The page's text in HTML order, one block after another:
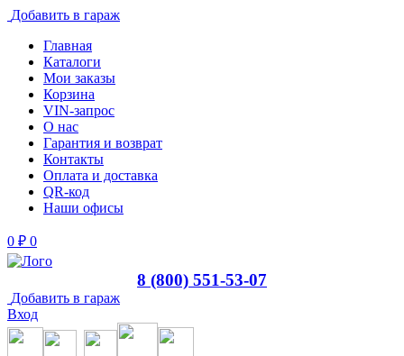
Добавить в гараж
Главная
Каталоги
Мои заказы
Корзина
VIN-запрос
О нас
Гарантия и возврат
Контакты
Оплата и доставка
QR-код
Наши офисы
0 ₽ 0
8 (800) 551-53-07
Добавить в гараж
Вход